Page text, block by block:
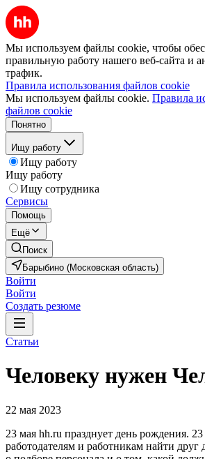
Мы используем файлы cookie, чтобы
правильную работу нашего веб-сайта и
трафик.
Правила использования файлов cookie
Мы используем файлы cookie. Правила
файлов cookie
Понятно
Ищу работу
Ищу работу
Ищу работу
Ищу сотрудника
Сервисы
Помощь
Ещё
Поиск
Барыбино (Московская область)
Войти
Войти
Создать резюме
Статьи
Человеку нужен
22 мая 2023
23 мая hh.ru празднует день рождения.
работодателям и работникам найти